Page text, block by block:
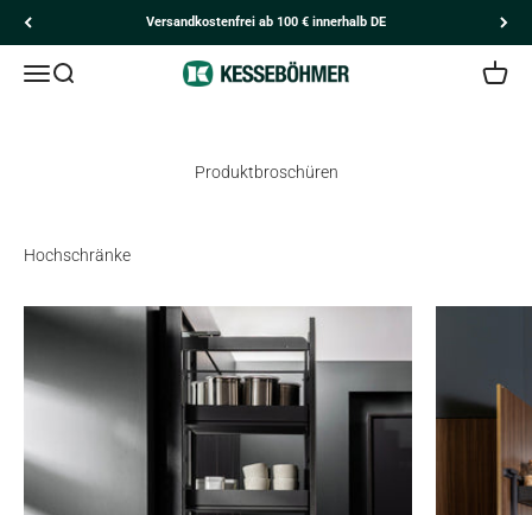
Versandkostenfrei ab 100 € innerhalb DE
Kesseböhmer
Navigationsmenü öffnen
Suche öffnen
Produktbroschüren
Hochschränke